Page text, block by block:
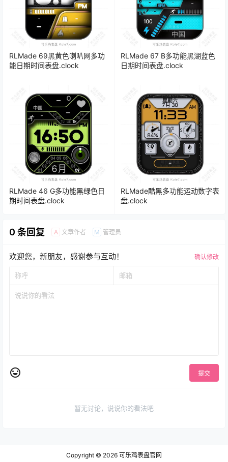
RLMade 69黑黄色喇叭网多功
能日期时间表盘.clock
RLMade 67 B多功能黑湖蓝色
日期时间表盘.clock
RLMade 46 G多功能黑绿色日
期时间表盘.clock
RLMade酷黑多功能运动数字表
盘.clock
0 条回复 A 文章作者 M 管理员
欢迎您，新朋友，感谢参与互动！ 确认修改
提交
暂无讨论，说说你的看法吧
Copyright © 2026 可乐鸡表盘官网